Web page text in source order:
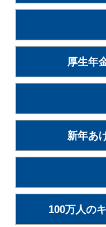
厚生年
新年あ
100万人の